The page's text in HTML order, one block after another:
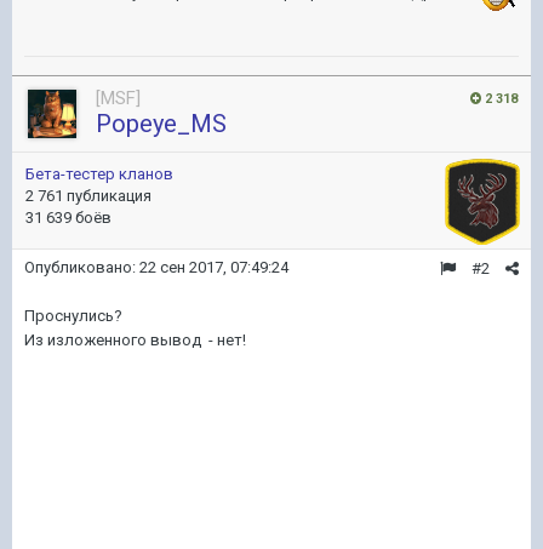
2 318
[MSF]
Popeye_MS
Бета-тестер кланов
2 761 публикация
31 639 боёв
#2
Опубликовано: 22 сен 2017, 07:49:24
Проснулись?
Из изложенного вывод - нет!